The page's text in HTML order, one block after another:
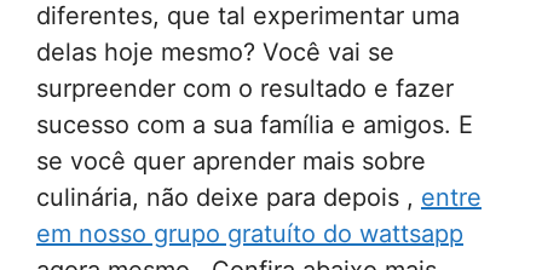
diferentes, que tal experimentar uma
delas hoje mesmo? Você vai se
surpreender com o resultado e fazer
sucesso com a sua família e amigos. E
se você quer aprender mais sobre
culinária, não deixe para depois , entre
em nosso grupo gratuíto do wattsapp